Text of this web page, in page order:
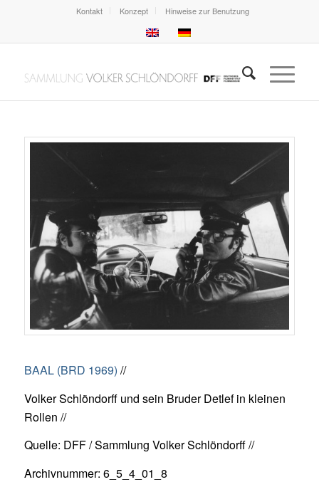
Kontakt Konzept Hinweise zur Benutzung
BAAL (BRD 1969) //
Volker Schlöndorff und sein Bruder Detlef in kleinen
Rollen //
Quelle: DFF / Sammlung Volker Schlöndorff //
Archivnummer: 6_5_4_01_8